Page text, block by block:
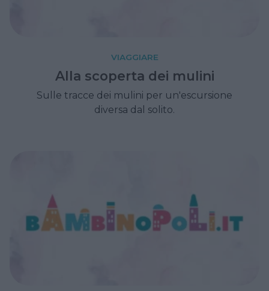
VIAGGIARE
Alla scoperta dei mulini
Sulle tracce dei mulini per un'escursione
diversa dal solito.